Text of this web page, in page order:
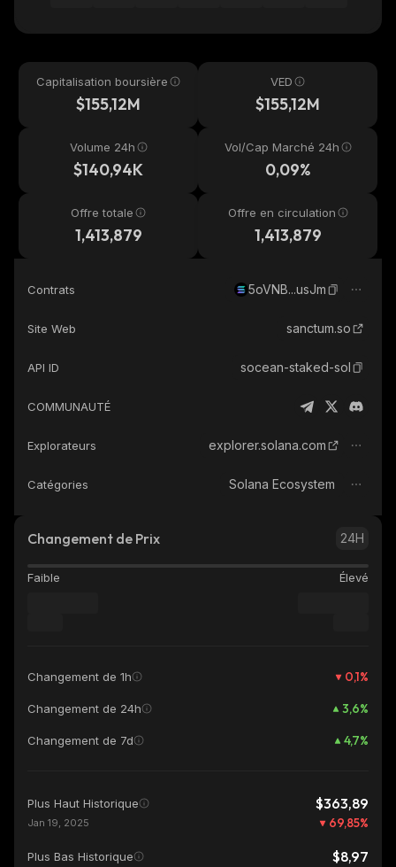
Capitalisation boursière
$155,12M
VED
$155,12M
Volume 24h
$140,94K
Vol/Cap Marché 24h
0,09%
Offre totale
1,413,879
Offre en circulation
1,413,879
Contrats 5oVNB...usJm
Site Web sanctum.so
API ID socean-staked-sol
COMMUNAUTÉ
Explorateurs explorer.solana.com
Catégories Solana Ecosystem
Changement de Prix 24H
Faible Élevé
Changement de 1h 0,1%
Changement de 24h 3,6%
Changement de 7d 4,7%
Plus Haut Historique $363,89
Jan 19, 2025 69,85%
Plus Bas Historique $8,97